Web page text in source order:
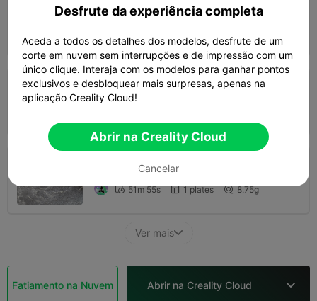
0.2mm layer, 2 walls, 15% infill
0.2mm layer, 3 walls, 15% infill
0.2mm layer, 2 walls, 11% infill
 51m 55s  1 plates  8.75g
Ver mais
Fatiamento na Nuvem Abrir na Creality Cloud 
Desfrute da experiência completa
Aceda a todos os detalhes dos modelos, desfrute de um
corte em nuvem sem interrupções e de impressão com um
único clique. Interaja com os modelos para ganhar pontos
exclusivos e desbloquear mais surpresas, apenas na
aplicação Creality Cloud!
Abrir na Creality Cloud
Cancelar